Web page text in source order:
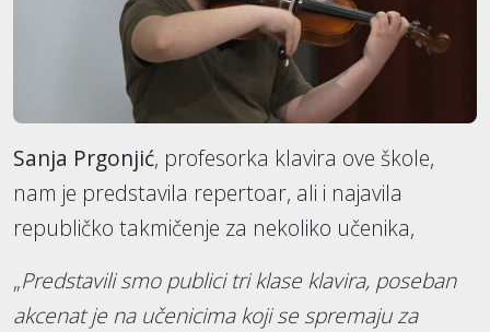
Sanja Prgonjić, profesorka klavira ove škole,
nam je predstavila repertoar, ali i najavila
republičko takmičenje za nekoliko učenika,
„Predstavili smo publici tri klase klavira, poseban
akcenat je na učenicima koji se spremaju za